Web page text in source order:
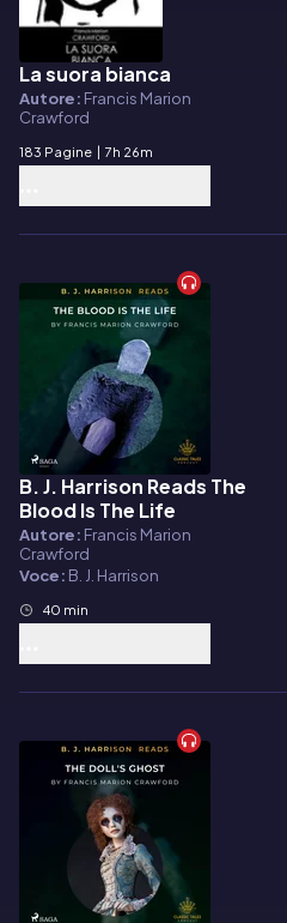
E-book
La suora bianca
Autore: Francis Marion
Crawford
183 Pagine | 7h 26m
Audiolibro
B. J. Harrison Reads The
Blood Is The Life
Autore: Francis Marion
Crawford
Voce: B. J. Harrison
40 min